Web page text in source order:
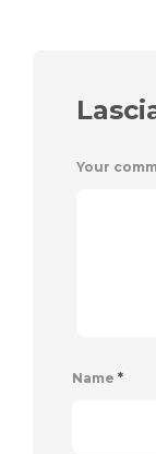
Your
Name *